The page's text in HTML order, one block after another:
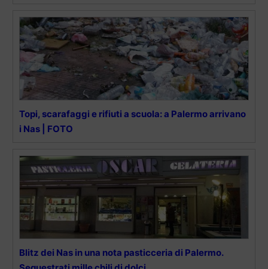
Topi, scarafaggi e rifiuti a scuola: a Palermo arrivano
i Nas | FOTO
Blitz dei Nas in una nota pasticceria di Palermo.